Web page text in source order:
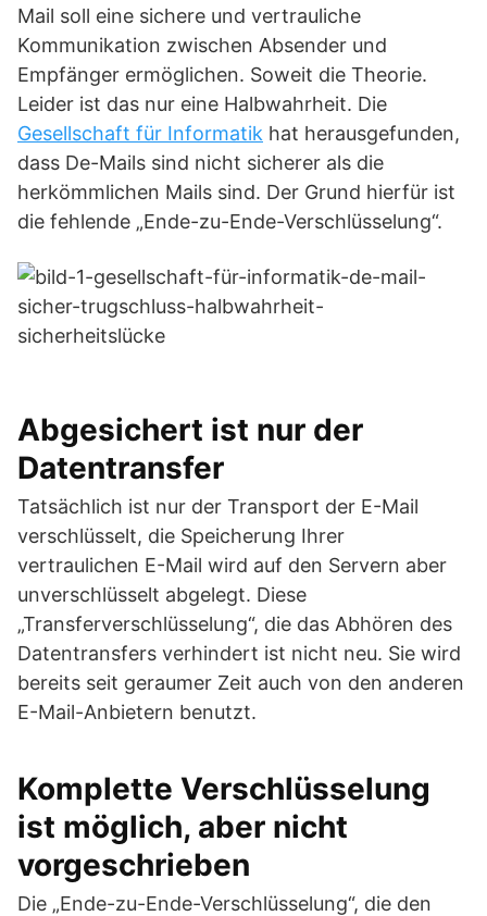
Mail soll eine sichere und vertrauliche
Kommunikation zwischen Absender und
Empfänger ermöglichen. Soweit die Theorie.
Leider ist das nur eine Halbwahrheit. Die
Gesellschaft für Informatik hat herausgefunden,
dass De-Mails sind nicht sicherer als die
herkömmlichen Mails sind. Der Grund hierfür ist
die fehlende „Ende-zu-Ende-Verschlüsselung“.
Abgesichert ist nur der
Datentransfer
Tatsächlich ist nur der Transport der E-Mail
verschlüsselt, die Speicherung Ihrer
vertraulichen E-Mail wird auf den Servern aber
unverschlüsselt abgelegt. Diese
„Transferverschlüsselung“, die das Abhören des
Datentransfers verhindert ist nicht neu. Sie wird
bereits seit geraumer Zeit auch von den anderen
E-Mail-Anbietern benutzt.
Komplette Verschlüsselung
ist möglich, aber nicht
vorgeschrieben
Die „Ende-zu-Ende-Verschlüsselung“, die den